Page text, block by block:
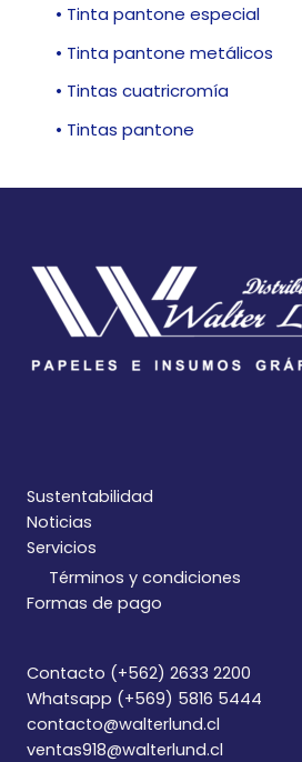
• Tinta pantone especial
• Tinta pantone metálicos
• Tintas cuatricromía
• Tintas pantone
Sustentabilidad
Noticias
Servicios
Términos y condiciones
Formas de pago
Contacto (+562) 2633 2200
Whatsapp (+569) 5816 5444
contacto@walterlund.cl
ventas918@walterlund.cl